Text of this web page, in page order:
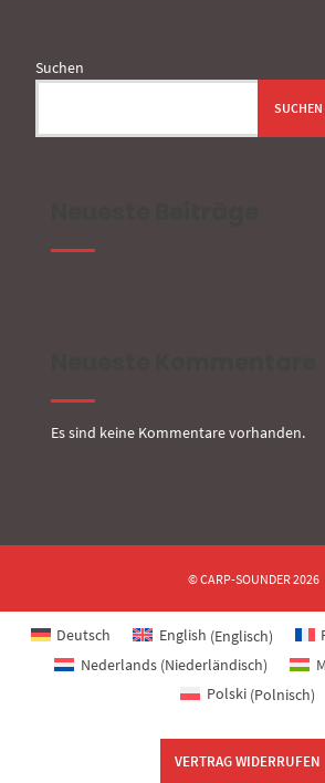
Suchen
SUCHEN
Es sind keine Kommentare vorhanden.
© CARP-SOUNDER 2026
Deutsch English (Englisch)
Nederlands (Niederländisch)
Polski(Polnisch)
VERTRAG WIDERRUFEN